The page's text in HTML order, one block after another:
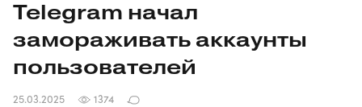
Telegram начал
замораживать аккаунты
пользователей
25.03.2025 1374